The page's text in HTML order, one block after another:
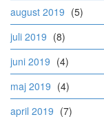
august 2019 (5)
juli 2019 (8)
juni 2019 (4)
maj 2019 (4)
april 2019 (7)